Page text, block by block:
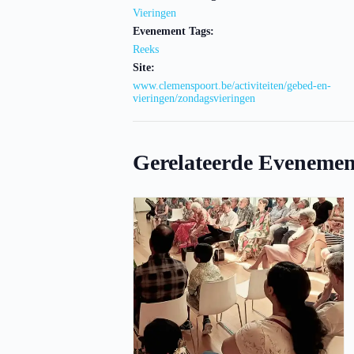
Vieringen
Evenement Tags:
Reeks
Site:
www.clemenspoort.be/activiteiten/gebed-en-
vieringen/zondagsvieringen
Gerelateerde